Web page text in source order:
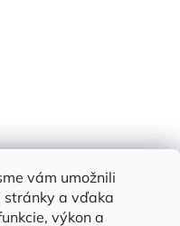
vám umožnili
stránky a vďaka
výkon a